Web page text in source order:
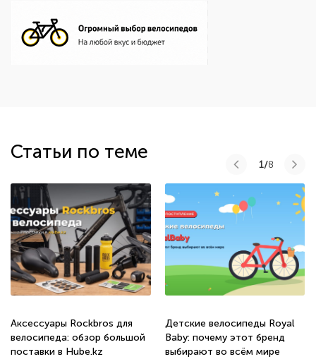
Статьи по теме
Аксессуары Rockbros для
велосипеда: обзор большой
поставки в Hube.kz
Детские велосипеды Royal
Baby: почему этот бренд
выбирают во всём мире
1/8